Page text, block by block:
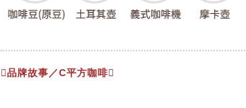
品牌故事／C平方咖啡